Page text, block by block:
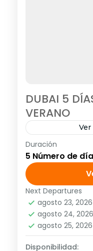
DUBAI 5
VERANO
Ver
Tour grupal
Visitando:
(garantizadas
personas
septiembre del
términos,
Asia,Asia
Fácil
Duración
5 Número de
Next Departures
agosto 23, 2026
agosto 24, 2026
agosto 25, 2026
Disponibilidad: